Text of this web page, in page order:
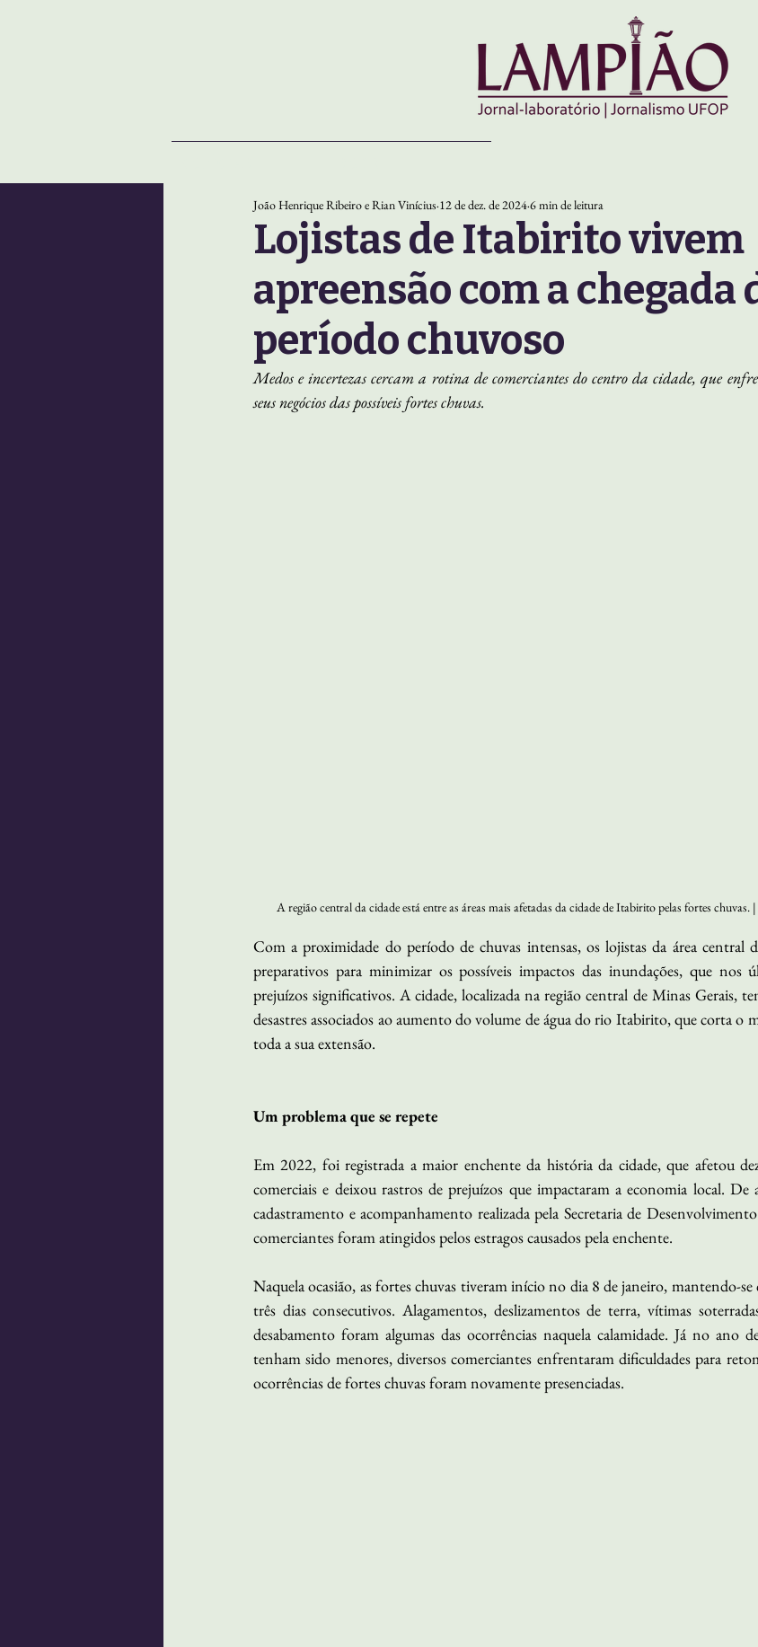
Lojistas de Itabirito vivem
apreensão com a chegada
período chuvoso
João Henrique Ribeiro e Rian Vinícius 12 de dez. de 20246 min de leitura
Medos e incertezas cercam a rotina de comerciantes do centro da cidade, que
seus negócios das possíveis fortes chuvas.
A região central da cidade está entre as áreas mais afetadas da cidade de Itabirito pelas fortes
Com a proximidade do período de chuvas intensas, os lojistas da área central
preparativos para minimizar os possíveis impactos das inundações, que nos
prejuízos significativos. A cidade, localizada na região central de Minas Gerais,
desastres associados ao aumento do volume de água do rio Itabirito, que corta o
toda a sua extensão.
Um problema que se repete
Em 2022, foi registrada a maior enchente da história da cidade, que afetou
comerciais e deixou rastros de prejuízos que impactaram a economia local. De
cadastramento e acompanhamento realizada pela Secretaria de
comerciantes foram atingidos pelos estragos causados pela enchente.
Naquela ocasião, as fortes chuvas tiveram início no dia 8 de janeiro, mantendo-
três dias consecutivos. Alagamentos, deslizamentos de terra, vítimas
desabamento foram algumas das ocorrências naquela calamidade. Já no ano
tenham sido menores, diversos comerciantes enfrentaram dificuldades para
ocorrências de fortes chuvas foram novamente presenciadas.